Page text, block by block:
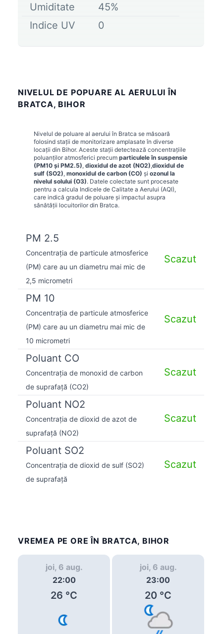
Umiditate
45%
Indice UV
0
NIVELUL DE POPUARE AL AERULUI ÎN
BRATCA, BIHOR
Nivelul de poluare al aerului în Bratca se măsoară
folosind stații de monitorizare amplasate în diverse
locații din Bihor. Aceste stații detectează concentrațiile
poluanților atmosferici precum particulele în suspensie
(PM10 și PM2.5), dioxidul de azot (NO2),dioxidul de
sulf (SO2), monoxidul de carbon (CO) și ozonul la
nivelul solului (O3). Datele colectate sunt procesate
pentru a calcula Indicele de Calitate a Aerului (AQI),
care indică gradul de poluare și impactul asupra
sănătății locuitorilor din Bratca.
PM 2.5
Concentrația de particule atmosferice
(PM) care au un diametru mai mic de
2,5 micrometri
Scazut
PM 10
Concentrația de particule atmosferice
(PM) care au un diametru mai mic de
10 micrometri
Scazut
Poluant CO
Concentrația de monoxid de carbon
de suprafață (CO2)
Scazut
Poluant NO2
Concentrația de dioxid de azot de
suprafață (NO2)
Scazut
Poluant SO2
Concentrația de dioxid de sulf (SO2)
de suprafață
Scazut
VREMEA PE ORE ÎN BRATCA, BIHOR
joi, 6 aug.
22:00
26 °C
joi, 6 aug.
23:00
20 °C